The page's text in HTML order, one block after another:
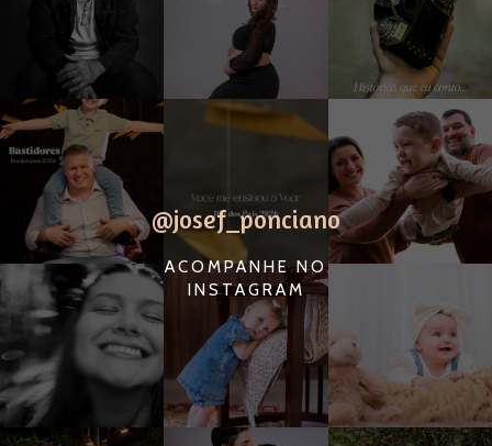
@josef_ponciano
ACOMPANHE NO
INSTAGRAM